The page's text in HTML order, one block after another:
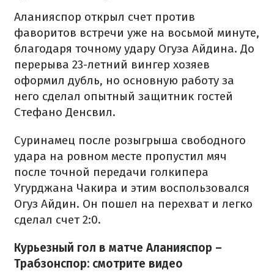
Аланияспор открыл счет против
фаворитов встречи уже на восьмой минуте,
благодаря точному удару Огуза Айдина. До
перерыва 23-летний вингер хозяев
оформил дубль, но основную работу за
него сделал опытный защитник гостей
Стефано Денсвил.
Суринамец после розыгрыша свободного
удара на ровном месте пропустил мяч
после точной передачи голкипера
Угурджана Чакира и этим воспользовался
Огуз Айдин. Он пошел на перехват и легко
сделал счет 2:0.
Курьезный гол в матче Аланияспор –
Трабзонспор: смотрите видео